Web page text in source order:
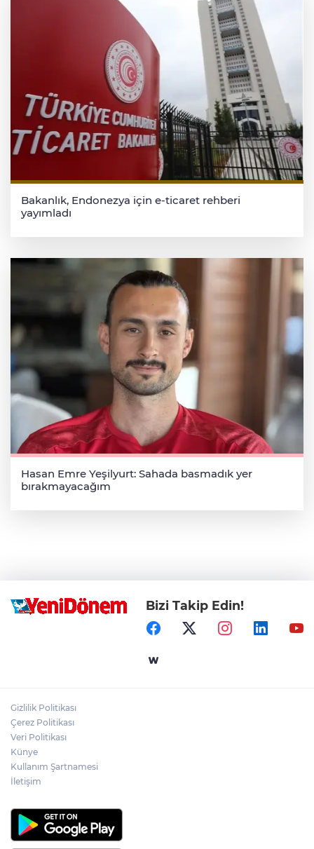
Bakanlık, Endonezya için e-ticaret rehberi
yayımladı
Hasan Emre Yeşilyurt: Sahada basmadık yer
bırakmayacağım
Bizi Takip Edin!
Gizlilik Politikası
Çerez Politikası
Veri Politikası
Künye
Kullanım Şartnamesi
İletişim